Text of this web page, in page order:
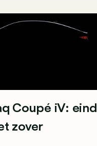
Coupé iV: eind
zover